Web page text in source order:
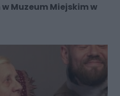
Muzeum Miejskim w